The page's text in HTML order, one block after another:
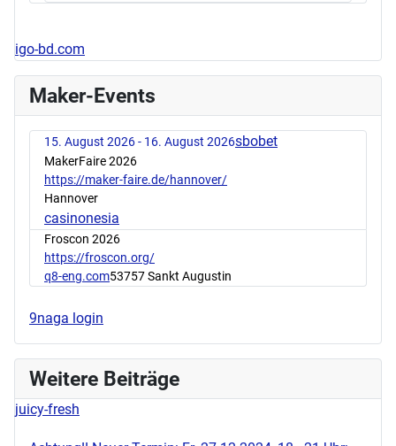
igo-bd.com
Maker-Events
15. August 2026 - 16. August 2026sbobet
MakerFaire 2026
https://maker-faire.de/hannover/
Hannover
casinonesia
Froscon 2026
https://froscon.org/
q8-eng.com53757 Sankt Augustin
9naga login
Weitere Beiträge
juicy-fresh